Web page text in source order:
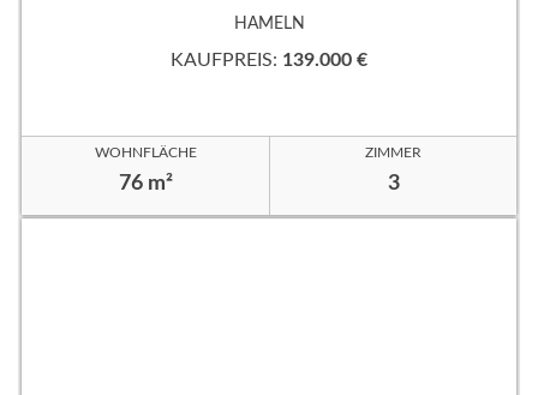
HAMELN
KAUFPREIS: 139.000 €
WOHNFLÄCHE
76 m²
ZIMMER
3